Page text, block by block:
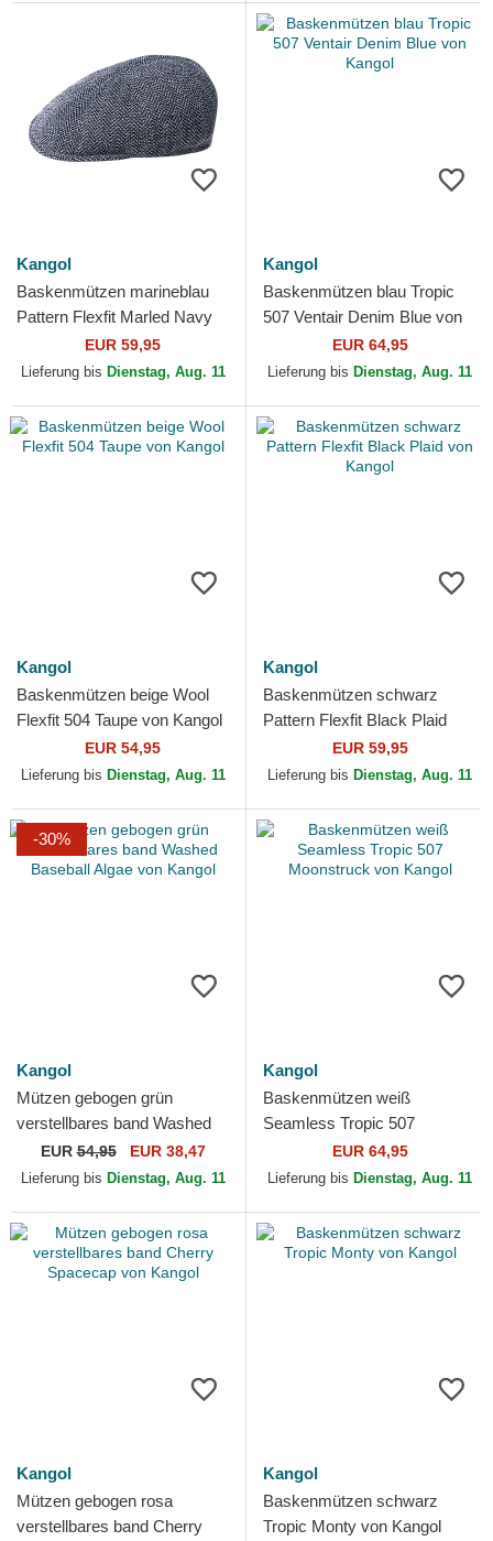
Kangol
Baskenmützen marineblau
Pattern Flexfit Marled Navy
von KangolEUR 59,95
Lieferung bis Dienstag, Aug. 11
Kangol
Baskenmützen blau Tropic
507 Ventair Denim Blue von
EUR 64,95
Lieferung bis Dienstag, Aug. 11
Kangol
Baskenmützen beige Wool
Flexfit 504 Taupe von Kangol
EUR 54,95
Lieferung bis Dienstag, Aug. 11
Kangol
Baskenmützen schwarz
Pattern Flexfit Black Plaid
von KangolEUR 59,95
Lieferung bis Dienstag, Aug. 11
-30%
Kangol
Mützen gebogen grün
verstellbares band Washed
Baseball Algae von Kangol
EUR54,95 EUR 38,47
Lieferung bis Dienstag, Aug. 11
Kangol
Baskenmützen weiß
Seamless Tropic 507
Moonstruck von Kangol
EUR 64,95
Lieferung bis Dienstag, Aug. 11
Kangol
Mützen gebogen rosa
verstellbares band Cherry
Kangol
Baskenmützen schwarz
Tropic Monty von Kangol